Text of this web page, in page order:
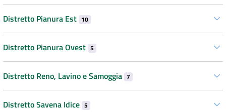
Distretto Pianura Est 10
Distretto Pianura Ovest 5
Distretto Reno, Lavino e Samoggia 7
Distretto Savena Idice 5